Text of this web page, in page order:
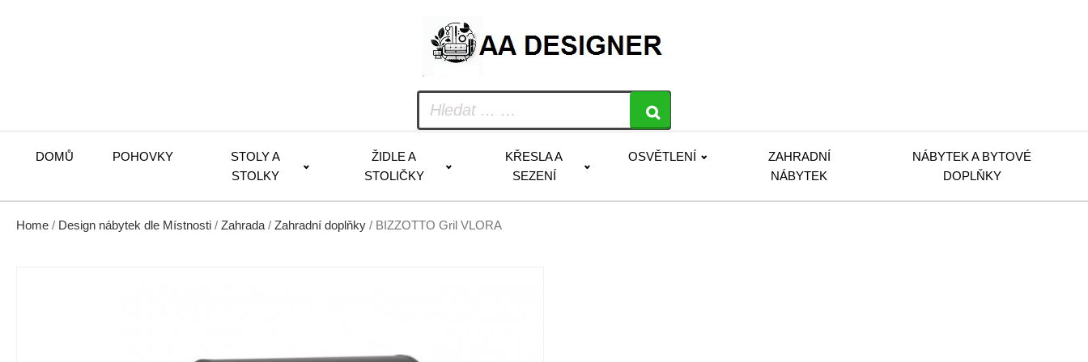
DOMŮ POHOVKY
STOLY A
STOLKY
ŽIDLE A
STOLIČKY
KŘESLA A
SEZENÍ
OSVĚTLENÍ
ZAHRADNÍ
NÁBYTEK
NÁBYTEK A BYTOVÉ
DOPLŇKY
Home / Design nábytek dle Místnosti / Zahrada / Zahradní doplňky / BIZZOTTO Gril VLORA